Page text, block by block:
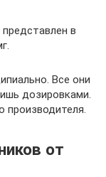
в
Все они
дозировками.
от